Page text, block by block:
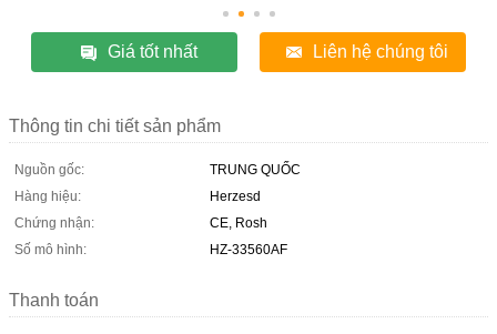
Giá tốt nhất Liên hệ chúng tôi
Thông tin chi tiết sản phẩm
Nguồn gốc:
TRUNG QUỐC
Hàng hiệu:
Herzesd
Chứng nhận:
CE, Rosh
Số mô hình:
HZ-33560AF
Thanh toán